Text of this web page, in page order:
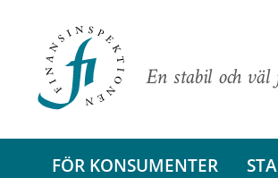
En stabil och
FÖR KONSUMENTER